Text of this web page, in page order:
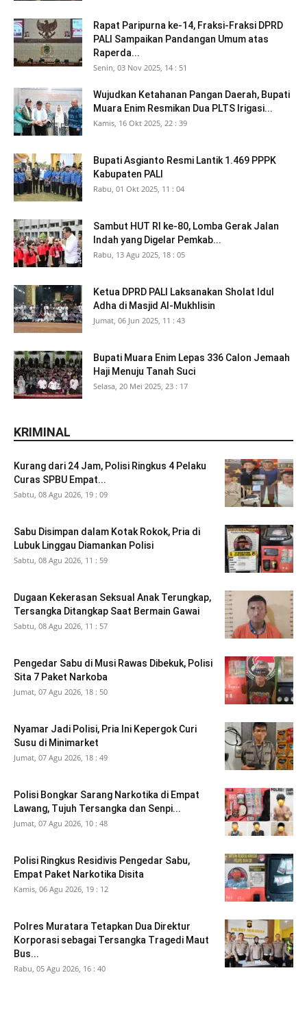
Rapat Paripurna ke-14, Fraksi-Fraksi DPRD
PALI Sampaikan Pandangan Umum atas
Raperda...
Senin, 03 Nov 2025, 14 : 51
Wujudkan Ketahanan Pangan Daerah, Bupati
Muara Enim Resmikan Dua PLTS Irigasi...
Kamis, 16 Okt 2025, 22 : 39
Bupati Asgianto Resmi Lantik 1.469 PPPK
Kabupaten PALI
Rabu, 01 Okt 2025, 11 : 04
Sambut HUT RI ke-80, Lomba Gerak Jalan
Indah yang Digelar Pemkab...
Rabu, 13 Agu 2025, 18 : 05
Ketua DPRD PALI Laksanakan Sholat Idul
Adha di Masjid Al-Mukhlisin
Jumat, 06 Jun 2025, 11 : 43
Bupati Muara Enim Lepas 336 Calon Jemaah
Haji Menuju Tanah Suci
Selasa, 20 Mei 2025, 23 : 17
KRIMINAL
Kurang dari 24 Jam, Polisi Ringkus 4 Pelaku
Curas SPBU Empat...
Sabtu, 08 Agu 2026, 19 : 09
Sabu Disimpan dalam Kotak Rokok, Pria di
Lubuk Linggau Diamankan Polisi
Sabtu, 08 Agu 2026, 11 : 59
Dugaan Kekerasan Seksual Anak Terungkap,
Tersangka Ditangkap Saat Bermain Gawai
Sabtu, 08 Agu 2026, 11 : 57
Pengedar Sabu di Musi Rawas Dibekuk, Polisi
Sita 7 Paket Narkoba
Jumat, 07 Agu 2026, 18 : 50
Nyamar Jadi Polisi, Pria Ini Kepergok Curi
Susu di Minimarket
Jumat, 07 Agu 2026, 18 : 49
Polisi Bongkar Sarang Narkotika di Empat
Lawang, Tujuh Tersangka dan Senpi...
Jumat, 07 Agu 2026, 10 : 48
Polisi Ringkus Residivis Pengedar Sabu,
Empat Paket Narkotika Disita
Kamis, 06 Agu 2026, 19 : 12
Polres Muratara Tetapkan Dua Direktur
Korporasi sebagai Tersangka Tragedi Maut
Bus...
Rabu, 05 Agu 2026, 16 : 40